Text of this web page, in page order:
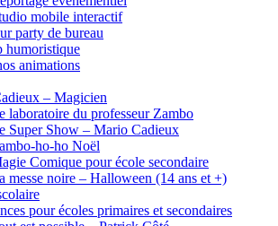
mobile interactif
party de bureau
humoristique
animations
– Magicien
laboratoire du professeur Zambo
Super Show – Mario Cadieux
ho-ho Noël
Comique pour école secondaire
messe noire – Halloween (14 ans et +)
pour écoles primaires et secondaires